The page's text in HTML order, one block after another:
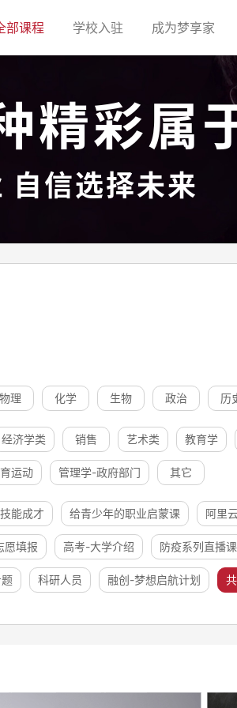
部课程(current)学校入驻(current)成为梦享家
精彩属
自信选择未来
物理 化学 生物 政治 历
经济学类 销售 艺术类 教育学
运动 管理学-政府部门 其它
技能成才 给青少年的职业启蒙课 阿里
愿填报 高考-大学介绍 防疫系列直播课
科研人员 融创-梦想启航计划